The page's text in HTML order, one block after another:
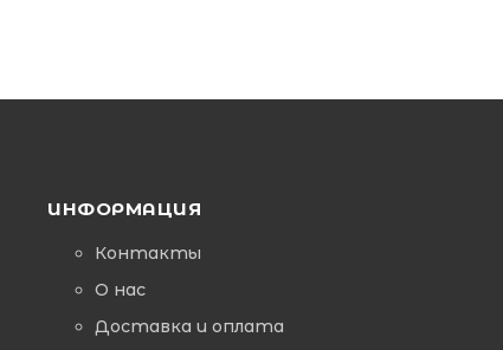
ИНФОРМАЦИЯ
Контакты
О нас
Доставка и оплата